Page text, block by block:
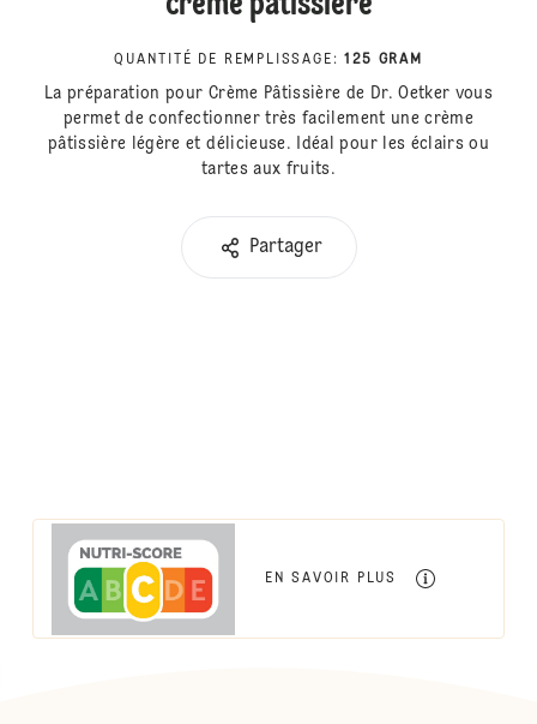
QUANTITÉ DE REMPLISSAGE : 125 GRAM
La préparation pour Crème Pâtissière de Dr. Oetker vous
permet de confectionner très facilement une crème
pâtissière légère et délicieuse. Idéal pour les éclairs ou
tartes aux fruits.
Partager
EN SAVOIR PLUS